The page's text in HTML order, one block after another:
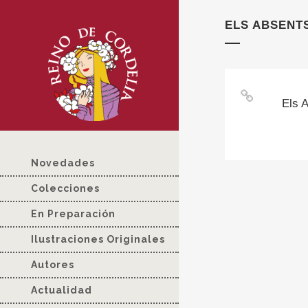
Novedades
Colecciones
En Preparación
Ilustraciones Originales
Autores
Actualidad
ELS
Els